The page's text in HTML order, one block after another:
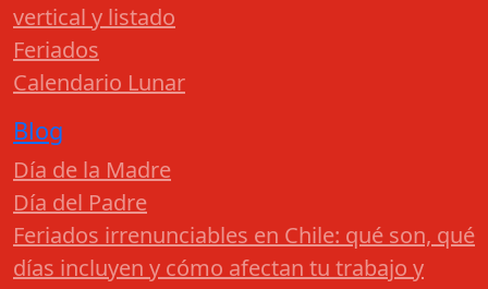
vertical y listado
Feriados
Calendario Lunar
Blog
Día de la Madre
Día del Padre
Feriados irrenunciables en Chile: qué son, qué
días incluyen y cómo afectan tu trabajo y